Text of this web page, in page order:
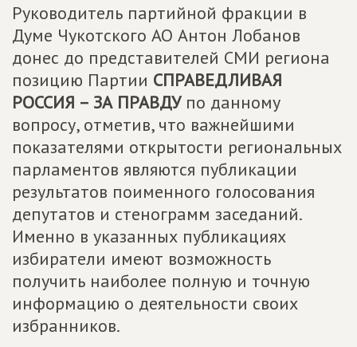
Руководитель партийной фракции в
Думе Чукотского АО Антон Лобанов
донес до представителей СМИ региона
позицию Партии СПРАВЕДЛИВАЯ
РОССИЯ – ЗА ПРАВДУпо данному
вопросу, отметив, что важнейшими
показателями открытости региональных
парламентов являются публикации
результатов поименного голосования
депутатов и стенограмм заседаний.
Именно в указанных публикациях
избиратели имеют возможность
получить наиболее полную и точную
информацию о деятельности своих
избранников.